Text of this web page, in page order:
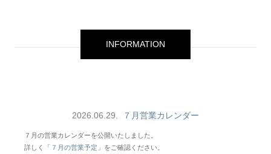
INFORMATION
2026.06.29. ７月営業カレンダー
７月の営業カレンダーを公開いたしました。
詳しく「 ７月の営業予定 」をご確認ください。